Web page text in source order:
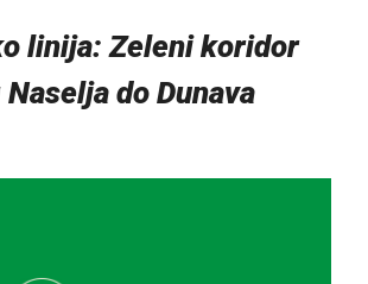
linija: Zeleni koridor
do Dunava